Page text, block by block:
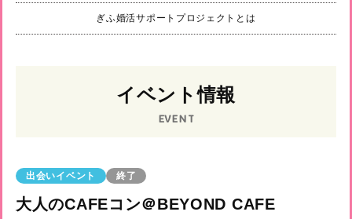
ぎふ婚活サポートプロジェクトとは
イベント情報
EVENT
出会いイベント 終了
大人のCAFEコン＠BEYOND CAFE